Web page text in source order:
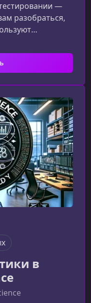
—
разобраться,
программы
A/B
ошибок и
на этом
кто хочет
в
до внедре
в